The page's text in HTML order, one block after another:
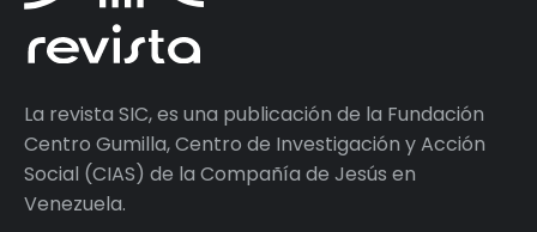
La revista SIC, es una publicación de la Fundación
Centro Gumilla, Centro de Investigación y Acción
Social (CIAS) de la Compañía de Jesús en
Venezuela.